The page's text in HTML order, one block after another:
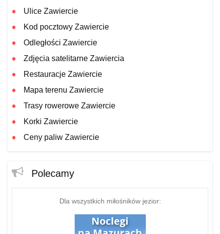
Ulice Zawiercie
Kod pocztowy Zawiercie
Odległości Zawiercie
Zdjęcia satelitarne Zawiercia
Restauracje Zawiercie
Mapa terenu Zawiercie
Trasy rowerowe Zawiercie
Korki Zawiercie
Ceny paliw Zawiercie
Polecamy
Dla wszystkich miłośników jezior: